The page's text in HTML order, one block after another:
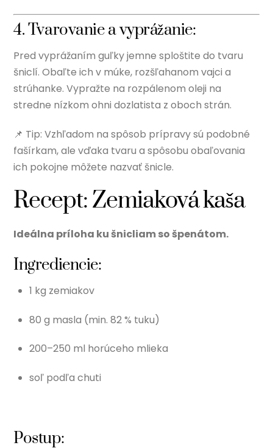
4. Tvarovanie a vyprážanie:
Pred vyprážaním guľky jemne sploštite do tvaru
šniclí. Obaľte ich v múke, rozšľahanom vajci a
strúhanke. Vypražte na rozpálenom oleji na
stredne nízkom ohni dozlatista z oboch strán.
📌 Tip: Vzhľadom na spôsob prípravy sú podobné
fašírkam, ale vďaka tvaru a spôsobu obaľovania
ich pokojne môžete nazvať šnicle.
Recept: Zemiaková kaša
Ideálna príloha ku šnicliam so špenátom.
Ingrediencie:
1 kg zemiakov
80 g masla (min. 82 % tuku)
200–250 ml horúceho mlieka
soľ podľa chuti
Postup: